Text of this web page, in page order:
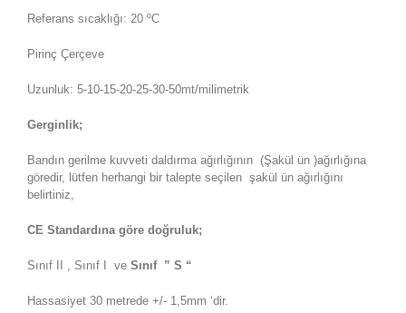
Referans sıcaklığı: 20 ºC
Pirinç Çerçeve
Uzunluk: 5-10-15-20-25-30-50mt/milimetrik
Gerginlik;
Bandın gerilme kuvveti daldırma ağırlığının (Şakül ün )ağırlığına
göredir, lütfen herhangi bir talepte seçilen şakül ün ağırlığını
belirtiniz,
CE Standardına göre doğruluk;
Sınıf II , Sınıf I ve Sınıf ” S “
Hassasiyet 30 metrede +/- 1,5mm ‘dir.